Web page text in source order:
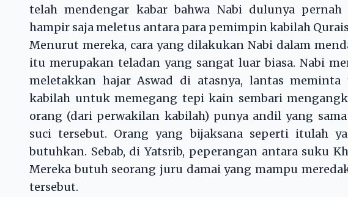
telah mendengar kabar bahwa Nabi dulunya
hampir saja meletus antara para pemimpin kabilah
Menurut mereka, cara yang dilakukan Nabi dalam
itu merupakan teladan yang sangat luar biasa. Nabi
meletakkan hajar Aswad di atasnya, lantas
kabilah untuk memegang tepi kain sembari
orang (dari perwakilan kabilah) punya andil yang
suci tersebut. Orang yang bijaksana seperti itulah
butuhkan. Sebab, di Yatsrib, peperangan antara suku
Mereka butuh seorang juru damai yang mampu
tersebut.